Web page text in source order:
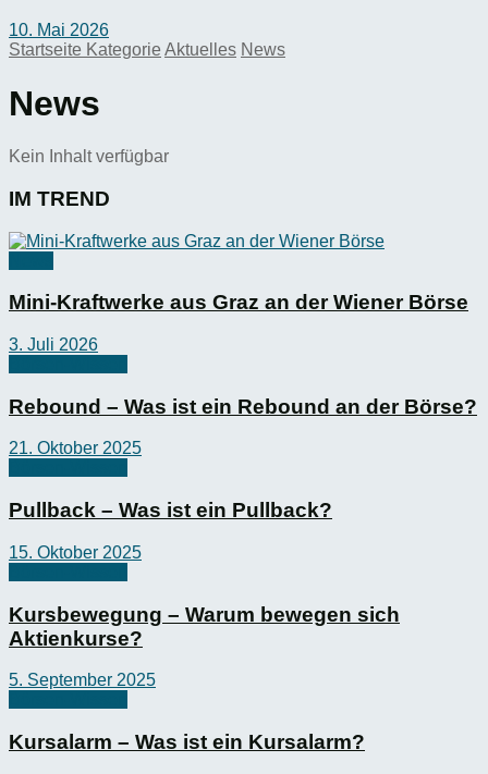
10. Mai 2026
Startseite Kategorie Aktuelles News
News
Kein Inhalt verfügbar
IM TREND
Mini-Kraftwerke aus Graz an der Wiener Börse
3. Juli 2026
Rebound – Was ist ein Rebound an der Börse?
21. Oktober 2025
Pullback – Was ist ein Pullback?
15. Oktober 2025
Kursbewegung – Warum bewegen sich
Aktienkurse?
5. September 2025
Kursalarm – Was ist ein Kursalarm?